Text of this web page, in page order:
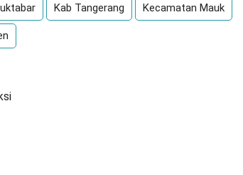
Kab Tangerang Kecamatan Mauk